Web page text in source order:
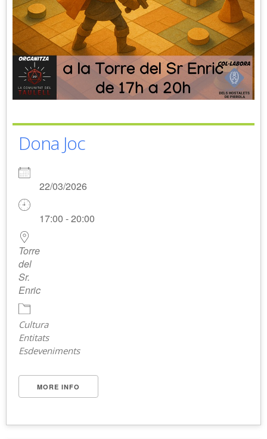
Dona Joc
22/03/2026
17:00 - 20:00
Torre
del
Sr.
Enric
Cultura
Entitats
Esdeveniments
MORE INFO